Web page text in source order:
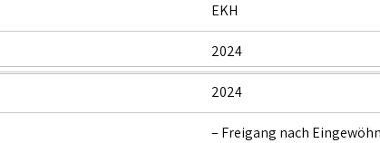
EKH
2024
2024
– Freigang nach